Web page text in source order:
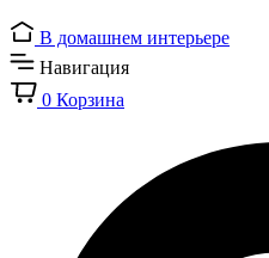
В домашнем интерьере
Навигация
0 Корзина